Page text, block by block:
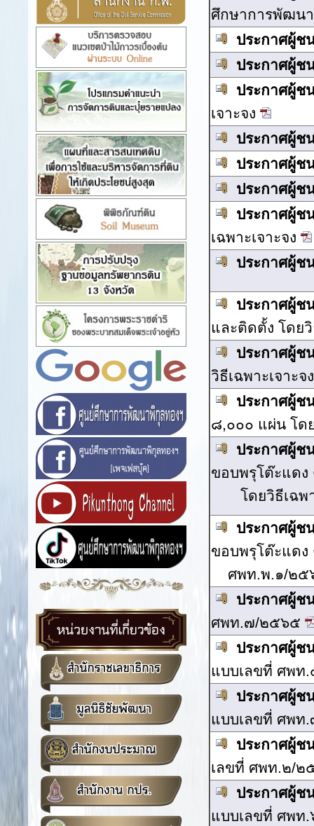
ศึกษาการพัฒนา
ประกาศผู้ช
ประกาศผู้ช
ประกาศผู้ช
เจาะจง
ประกาศผู้ช
ประกาศผู้ช
ประกาศผู้ช
ประกาศผู้ช
เฉพาะเจาะจง
ประกาศผู้ช
ประกาศผู้ช
และติดตั้ง โดยวิ
ประกาศผู้ช
วิธีเฉพาะเจาะจง
ประกาศผู้ช
๘,๐๐๐ แผ่น โด
ประกาศผู้ช
ขอบพรุโต๊ะแดง
โดยวิธีเฉพ
ประกาศผู้ช
ขอบพรุโต๊ะแด
ศพท.พ.๑/๒๕
ประกาศผู้ช
ศพท.๗/๒๕๖๕
ประกาศผู้ช
แบบเลขที่ ศพ
ประกาศผู้ช
แบบเลขที่ ศพท
ประกาศผู้ช
เลขที่ ศพท.๒/๒
ประกาศผู้ช
แบบเลขที่ ศพท